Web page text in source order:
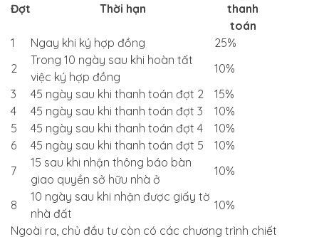
Đợt Thời hạn
thanh
toán
1
Ngay khi ký hợp đồng
25%
2
Trong 10 ngày sau khi hoàn tất
việc ký hợp đồng
10%
3
45 ngày sau khi thanh toán đợt 2
15%
4
45 ngày sau khi thanh toán đợt 3
10%
5
45 ngày sau khi thanh toán đợt 4
10%
6
45 ngày sau khi thanh toán đợt 5
10%
7
15 sau khi nhận thông báo bàn
giao quyền sở hữu nhà ở
10%
8
10 ngày sau khi nhận được giấy tờ
nhà đất
10%
Ngoài ra, chủ đầu tư còn có các chương trình chiết